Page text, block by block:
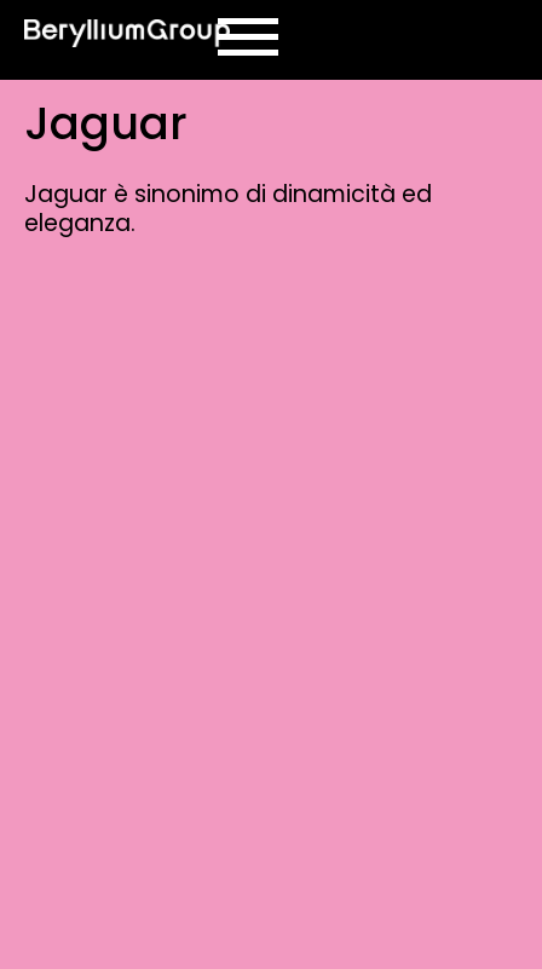
contenuto
Jaguar
Jaguar è sinonimo di dinamicità ed
eleganza.